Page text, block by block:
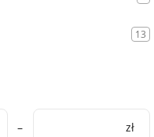
13
– zł